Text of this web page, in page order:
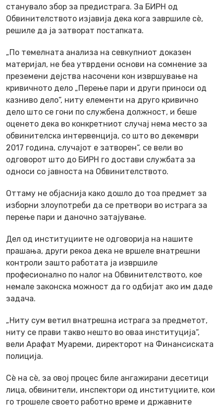
станувало збор за предистрага. За БИРН од
Обвинителството изјавија дека кога завршиле сè,
решиле да ја затворат постапката.
„По темелната анализа на севкупниот доказен
материјал, не беа утврдени основи на сомнение за
преземени дејства насочени кон извршување на
кривичното дело „Перење пари и други приноси од
казниво дело“, ниту елементи на друго кривично
дело што се гони по службена должност, и беше
оценето дека во конкретниот случај нема место за
обвинителска интервенција, со што во декември
2017 година, случајот е затворен“, се вели во
одговорот што до БИРН го достави службата за
односи со јавноста на Обвинителството.
Оттаму не објаснија како дошло до тоа предмет за
изборни злоупотреби да се претвори во истрага за
перење пари и даночно затајување.
Дел од институциите не одговорија на нашите
прашања, други рекоа дека не вршеле внатрешни
контроли зашто работата ја извршиле
професионално по налог на Обвинителството, кое
немале законска можност да го одбијат ако им даде
задача.
„Ниту сум ветил внатрешна истрага за предметот,
ниту се прави такво нешто во оваа институција“,
вели Арафат Муареми, директорот на Финансиската
полиција.
Сè на сè, за овој процес биле ангажирани десетици
лица, обвинители, инспектори од институциите, кои
го трошеле своето работно време и државните